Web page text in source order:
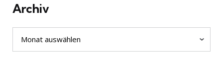
Archiv
Archiv